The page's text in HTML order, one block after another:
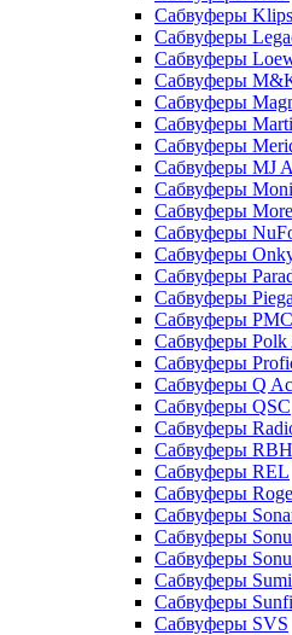
Сабвуферы
Сабвуферы
Сабвуферы
Сабвуферы
Сабвуферы
Сабвуферы
Сабвуферы
Сабвуферы MJ
Сабвуферы
Сабвуферы
Сабвуферы
Сабвуферы
Сабвуферы
Сабвуферы
Сабвуферы PMC
Сабвуферы Polk
Сабвуферы
Сабвуферы Q
Сабвуферы QSC
Сабвуферы
Сабвуферы RBH
Сабвуферы REL
Сабвуферы
Сабвуферы
Сабвуферы
Сабвуферы
Сабвуферы
Сабвуферы
Сабвуферы SVS